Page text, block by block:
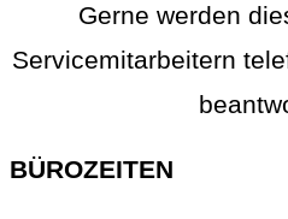
Gerne werden
Servicemitarbeitern
BÜROZEITEN